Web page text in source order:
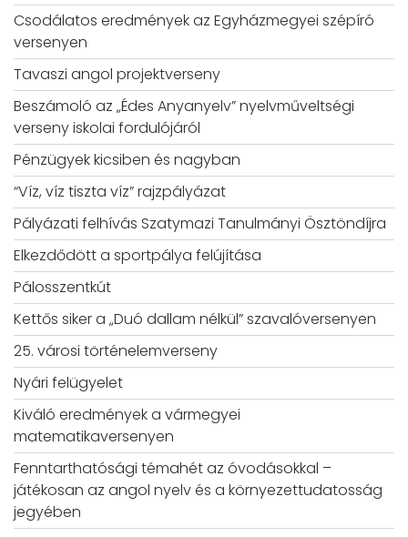
Csodálatos eredmények az Egyházmegyei szépíró
versenyen
Tavaszi angol projektverseny
Beszámoló az „Édes Anyanyelv” nyelvműveltségi
verseny iskolai fordulójáról
Pénzügyek kicsiben és nagyban
“Víz, víz tiszta víz” rajzpályázat
Pályázati felhívás Szatymazi Tanulmányi Ösztöndíjra
Elkezdődött a sportpálya felújítása
Pálosszentkút
Kettős siker a „Duó dallam nélkül” szavalóversenyen
25. városi történelemverseny
Nyári felügyelet
Kiváló eredmények a vármegyei
matematikaversenyen
Fenntarthatósági témahét az óvodásokkal –
játékosan az angol nyelv és a környezettudatosság
jegyében